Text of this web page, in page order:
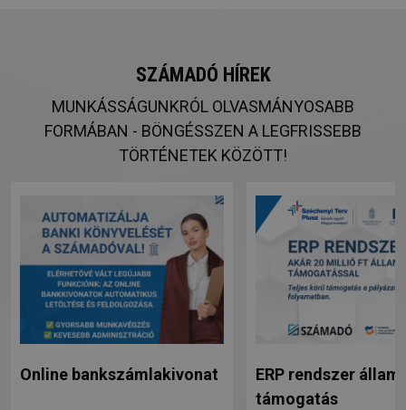
SZÁMADÓ HÍREK
MUNKÁSSÁGUNKRÓL OLVASMÁNYOSABB
FORMÁBAN - BÖNGÉSSZEN A LEGFRISSEBB
TÖRTÉNETEK KÖZÖTT!
Online bankszámlakivonat
ERP rendszer állami
támogatás